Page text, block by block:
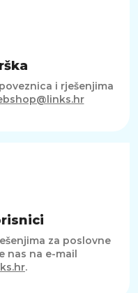
i rješenjima
za poslovne
nas na e-mail
.